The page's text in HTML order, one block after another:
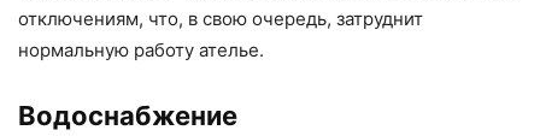
отключениям, что, в свою очередь, затруднит
нормальную работу ателье.
Водоснабжение